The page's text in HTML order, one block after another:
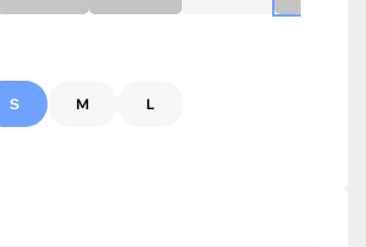
S M L